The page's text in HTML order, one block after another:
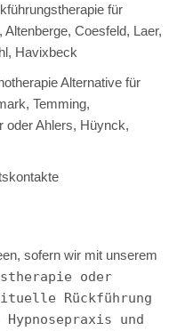
für
Coesfeld, Laer,
Havixbeck
Alternative für
Temming,
oder Ahlers, Hüynck,
sofern wir mit unserem
oder
Rückführung
und